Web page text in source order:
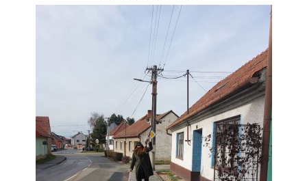
TECHNIKA
OZNAČENÍ HASIČSKÉ TECHNIKY